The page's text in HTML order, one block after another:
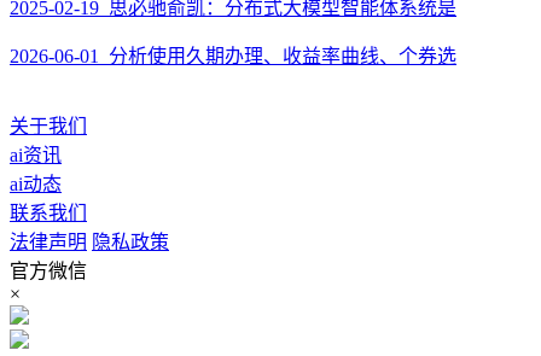
2025-02-19 思必驰俞凯：分布式大模型智能体系统是
2026-06-01 分析使用久期办理、收益率曲线、个券选
关于我们
ai资讯
ai动态
联系我们
法律声明 隐私政策
官方微信
×